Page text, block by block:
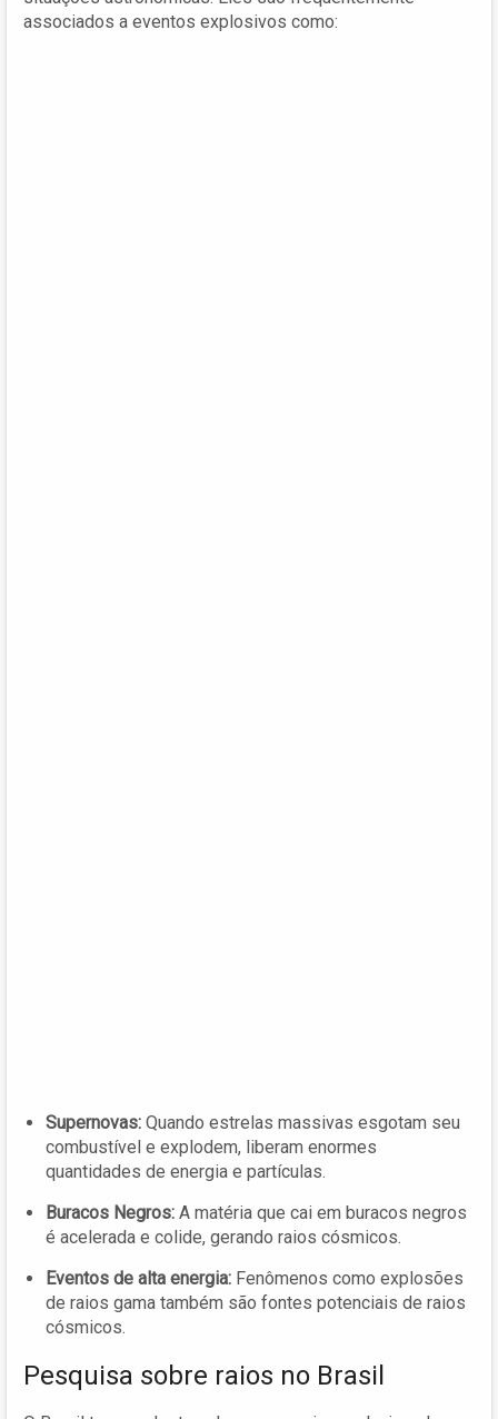
associados a eventos explosivos como:
Supernovas: Quando estrelas massivas esgotam seu
combustível e explodem, liberam enormes
quantidades de energia e partículas.
Buracos Negros: A matéria que cai em buracos negros
é acelerada e colide, gerando raios cósmicos.
Eventos de alta energia: Fenômenos como explosões
de raios gama também são fontes potenciais de raios
cósmicos.
Pesquisa sobre raios no Brasil